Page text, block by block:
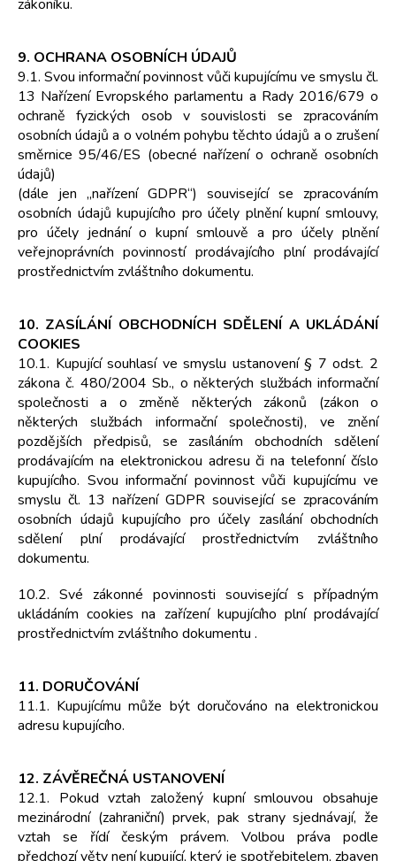
zákoníku.
9. OCHRANA OSOBNÍCH ÚDAJŮ
9.1. Svou informační povinnost vůči kupujícímu ve smyslu čl.
13 Nařízení Evropského parlamentu a Rady 2016/679 o
ochraně fyzických osob v souvislosti se zpracováním
osobních údajů a o volném pohybu těchto údajů a o zrušení
směrnice 95/46/ES (obecné nařízení o ochraně osobních
údajů)
(dále jen „nařízení GDPR“) související se zpracováním
osobních údajů kupujícího pro účely plnění kupní smlouvy,
pro účely jednání o kupní smlouvě a pro účely plnění
veřejnoprávních povinností prodávajícího plní prodávající
prostřednictvím zvláštního dokumentu.
10. ZASÍLÁNÍ OBCHODNÍCH SDĚLENÍ A UKLÁDÁNÍ
COOKIES
10.1. Kupující souhlasí ve smyslu ustanovení § 7 odst. 2
zákona č. 480/2004 Sb., o některých službách informační
společnosti a o změně některých zákonů (zákon o
některých službách informační společnosti), ve znění
pozdějších předpisů, se zasíláním obchodních sdělení
prodávajícím na elektronickou adresu či na telefonní číslo
kupujícího. Svou informační povinnost vůči kupujícímu ve
smyslu čl. 13 nařízení GDPR související se zpracováním
osobních údajů kupujícího pro účely zasílání obchodních
sdělení plní prodávající prostřednictvím zvláštního
dokumentu.
10.2. Své zákonné povinnosti související s případným
ukládáním cookies na zařízení kupujícího plní prodávající
prostřednictvím zvláštního dokumentu .
11. DORUČOVÁNÍ
11.1. Kupujícímu může být doručováno na elektronickou
adresu kupujícího.
12. ZÁVĚREČNÁ USTANOVENÍ
12.1. Pokud vztah založený kupní smlouvou obsahuje
mezinárodní (zahraniční) prvek, pak strany sjednávají, že
vztah se řídí českým právem. Volbou práva podle
předchozí věty není kupující, který je spotřebitelem, zbaven